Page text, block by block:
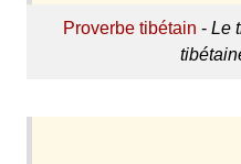
Proverbe tibétain -Le